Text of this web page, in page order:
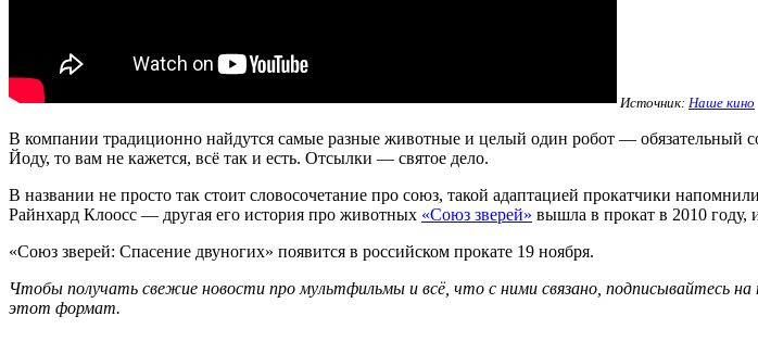
Источник: Наше кино
В компании традиционно найдутся самые разные животные и целый один робот — обязательный
Йоду, то вам не кажется, всё так и есть. Отсылки — святое дело.
В названии не просто так стоит словосочетание про союз, такой адаптацией прокатчики
Райнхард Клоосс — другая его история про животных «Союз зверей» вышла в прокат в 2010 году,
«Союз зверей: Спасение двуногих» появится в российском прокате 19 ноября.
Чтобы получать свежие новости про мультфильмы и всё, что с ними связано, подписывайтесь
этот формат.